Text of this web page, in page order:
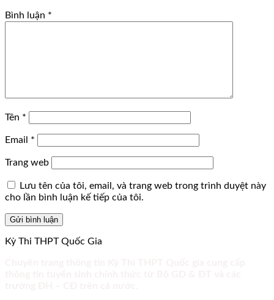
Bình luận *
Tên *
Email *
Trang web
Lưu tên của tôi, email, và trang web trong trình duyệt này
cho lần bình luận kế tiếp của tôi.
Kỳ Thi THPT Quốc Gia